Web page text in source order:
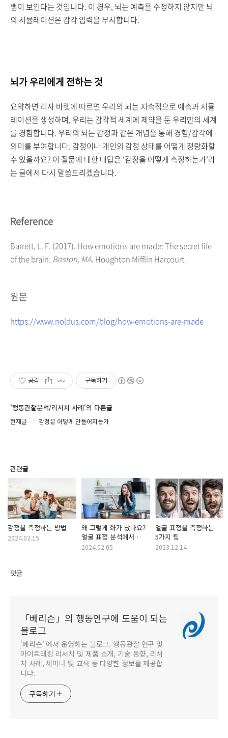
뱀이 보인다는 것입니다. 이 경우, 뇌는 예측을 수정하지 않지만 뇌
의 시뮬레이션은 감각 입력을 무시합니다.
뇌가 우리에게 전하는 것
요약하면 리사 바렛에 따르면 우리의 뇌는 지속적으로 예측과 시뮬
레이션을 생성하며, 우리는 감각적 세계에 제약을 둔 우리만의 세계
를 경험합니다. 우리의 뇌는 감정과 같은 개념을 통해 경험/감각에
의미를 부여합니다. 감정이나 개인의 감정 상태를 어떻게 정량화할
수 있을까요? 이 질문에 대한 대답은 ‘감정을 어떻게 측정하는가’라
는 글에서 다시 말씀드리겠습니다.
Reference
Barrett, L. F. (2017). How emotions are made: The secret life
of the brain. Boston, MA, Houghton Mifflin Harcourt.
원문
https://www.noldus.com/blog/how-emotions-are-made
공감 구독하기
'행동관찰분석/리서치 사례'의 다른글
현재글 감정은 어떻게 만들어지는가
관련글
감정을 측정하는 방법
2024.02.15
왜 그렇게 화가 났나요?
얼굴 표정 분석에서
문맥과 기능의 역할
2024.02.05
얼굴 표정을 측정하는
5가지 팁
2023.12.14
댓글
「베리슨」의 행동연구에 도움이 되는
블로그
'베리슨' 에서 운영하는 블로그. 행동관찰 연구 및
아이트래킹 리서치 및 제품 소개, 기술 동향, 리서
치 사례, 세미나 및 교육 등 다양한 정보를 제공합
니다.
구독하기